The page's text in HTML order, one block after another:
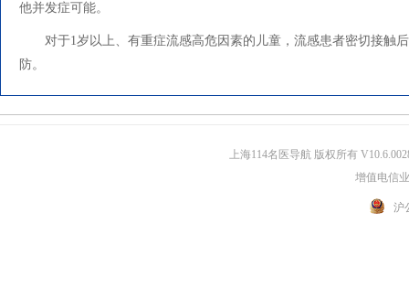
他并发症可能。
对于1岁以上、有重症流感高危因素的儿童，流感患者密切接触
防。
上海114名医导航 版权所有
增值电信
沪